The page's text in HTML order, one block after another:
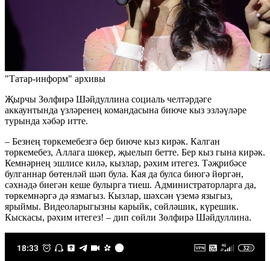
"Татар-информ" архивы
Җырчы Зөлфирә Шәйдуллина социаль челтәрдәге
аккаунтында үзләренең командасына биюче кыз эзләүләре
турында хәбәр итте.
– Безнең төркемебезгә бер биюче кыз кирәк. Калган
төркемебез, Аллага шөкер, җыелып бетте. Бер кыз гына кирәк.
Кемнәрнең эшлисе килә, кызлар, рәхим итегез. Тәҗрибәсе
булганнар бөтенләй шәп була. Кая да булса биюгә йөргән,
сәхнәдә биегән кеше булырга тиеш. Администраторларга да,
төркемнәргә дә язмагыз. Кызлар, шәхсән үземә языгыз,
ярыймы. Видеоларыгызны карыйк, сөйләшик, күрешик.
Кыскасы, рәхим итегез! – дип сөйли Зөлфирә Шәйдуллина.